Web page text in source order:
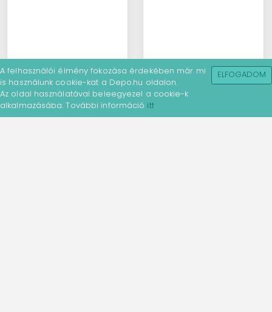
A felhasználói élmény fokozása érdekében már mi
is használunk cookie-kat a Depo.hu oldalon.
Az oldal használatával beleegyezel a cookie-k
alkalmazásába. További információ itt.
ELFOGADOM